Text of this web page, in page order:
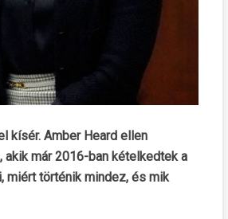
kísér. Amber Heard ellen
már 2016-ban kételkedtek a
miért történik mindez, és mik